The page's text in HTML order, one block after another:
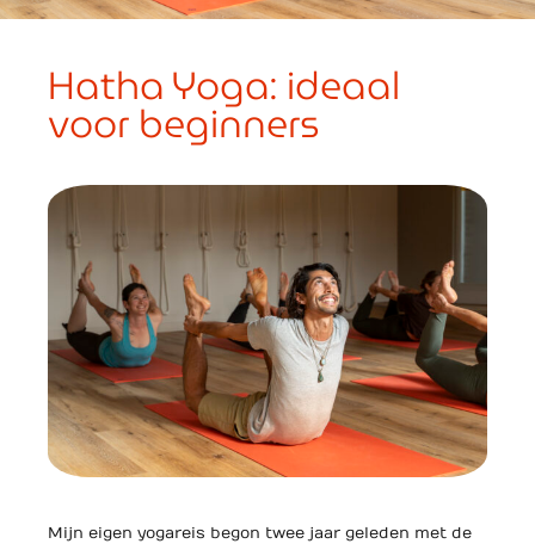
Hatha Yoga: ideaal
voor beginners
Mijn eigen yogareis begon twee jaar geleden met de